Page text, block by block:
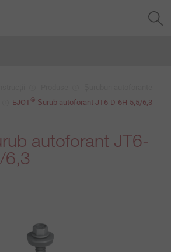
EJOT® Șurub autoforant JT6-D-6H-5,5/6,3
autoforant JT6-
6,3